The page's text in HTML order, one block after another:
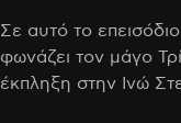
Σε αυτό το
φωνάζει τον μάγο
έκπληξη στην Ινώ